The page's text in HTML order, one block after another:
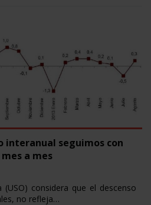
interanual seguimos con
a mes
(USO) considera que el descenso
no refleja…